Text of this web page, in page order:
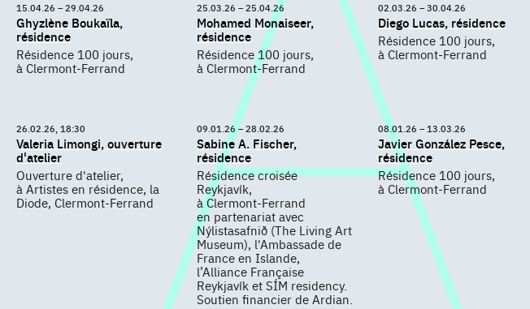
15.04.26 – 29.04.26
Ghyzlène Boukaïla,
résidence
Résidence 100 jours,
à Clermont-Ferrand
25.03.26 – 25.04.26
Mohamed Monaiseer,
résidence
Résidence 100 jours,
à Clermont-Ferrand
02.03.26 – 30.04.26
Diego Lucas, résidence
Résidence 100 jours,
à Clermont-Ferrand
26.02.26, 18:30
Valeria Limongi, ouverture
d'atelier
Ouverture d'atelier,
à Artistes en résidence, la
Diode, Clermont-Ferrand
09.01.26 – 28.02.26
Sabine A. Fischer,
résidence
Résidence croisée
Reykjavík,
à Clermont-Ferrand
en partenariat avec
Nýlistasafnið (The Living Art
Museum), l'Ambassade de
France en Islande,
l’Alliance Française
Reykjavík et SÍM residency.
Soutien financier de Ardian.
08.01.26 – 13.03.26
Javier González Pesce,
résidence
Résidence 100 jours,
à Clermont-Ferrand